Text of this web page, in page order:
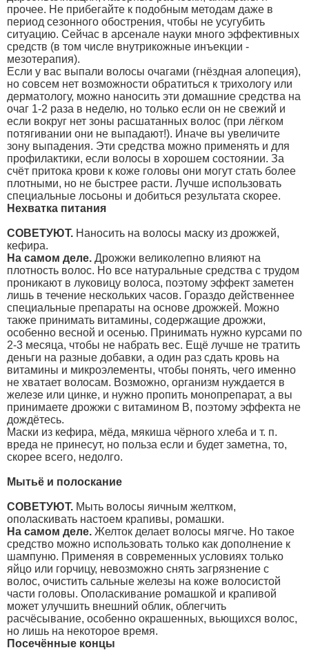
прочее. Не прибегайте к подобным методам даже в
период сезонного обострения, чтобы не усугубить
ситуацию. Сейчас в арсенале науки много эффективных
средств (в том числе внутрикожные инъекции -
мезотерапия).
Если у вас выпали волосы очагами (гнёздная алопеция),
но совсем нет возможности обратиться к трихологу или
дерматологу, можно наносить эти домашние средства на
очаг 1-2 раза в неделю, но только если он не свежий и
если вокруг нет зоны расшатанных волос (при лёгком
потягивании они не выпадают!). Иначе вы увеличите
зону выпадения. Эти средства можно применять и для
профилактики, если волосы в хорошем состоянии. За
счёт притока крови к коже головы они могут стать более
плотными, но не быстрее расти. Лучше использовать
специальные лосьоны и добиться результата скорее.
Нехватка питания
СОВЕТУЮТ. Наносить на волосы маску из дрожжей,
кефира.
На самом деле. Дрожжи великолепно влияют на
плотность волос. Но все натуральные средства с трудом
проникают в луковицу волоса, поэтому эффект заметен
лишь в течение нескольких часов. Гораздо действеннее
специальные препараты на основе дрожжей. Можно
также принимать витамины, содержащие дрожжи,
особенно весной и осенью. Принимать нужно курсами по
2-3 месяца, чтобы не набрать вес. Ещё лучше не тратить
деньги на разные добавки, а один раз сдать кровь на
витамины и микроэлементы, чтобы понять, чего именно
не хватает волосам. Возможно, организм нуждается в
железе или цинке, и нужно пропить монопрепарат, а вы
принимаете дрожжи с витамином В, поэтому эффекта не
дождётесь.
Маски из кефира, мёда, мякиша чёрного хлеба и т. п.
вреда не принесут, но польза если и будет заметна, то,
скорее всего, недолго.
Мытьё и полоскание
СОВЕТУЮТ. Мыть волосы яичным желтком,
ополаскивать настоем крапивы, ромашки.
На самом деле. Желток делает волосы мягче. Но такое
средство можно использовать только как дополнение к
шампуню. Применяя в современных условиях только
яйцо или горчицу, невозможно снять загрязнение с
волос, очистить сальные железы на коже волосистой
части головы. Ополаскивание ромашкой и крапивой
может улучшить внешний облик, облегчить
расчёсывание, особенно окрашенных, вьющихся волос,
но лишь на некоторое время.
Посечённые концы